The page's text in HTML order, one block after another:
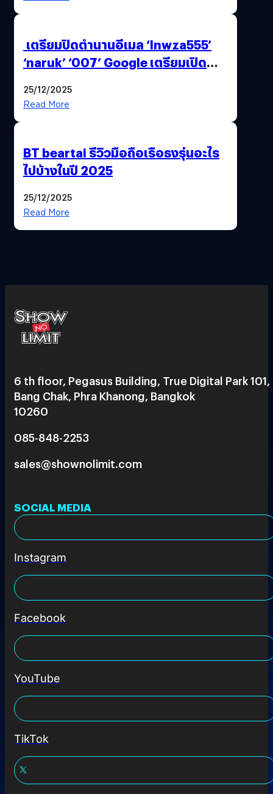
เตรียมปิดตำนานอีเมล ‘lnwza555’
‘naruk’ ‘007’ Google เตรียมเปิด
25/12/2025
Read More
BT beartai รีวิวมือถือเรือธงรุ่นอะไร
ไปบ้างในปี 2025
25/12/2025
Read More
6 th floor, Pegasus Building, True Digital Park 101,
Bang Chak, Phra Khanong, Bangkok
10260
085-848-2253
sales@shownolimit.com
SOCIAL MEDIA
Instagram
Facebook
YouTube
TikTok